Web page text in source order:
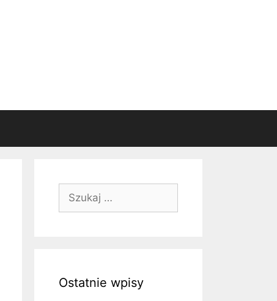
Ostatnie wpisy